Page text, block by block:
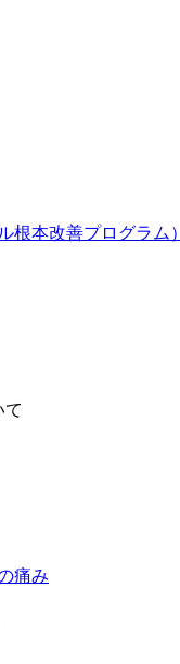
根本改善プログラム）
て
痛み